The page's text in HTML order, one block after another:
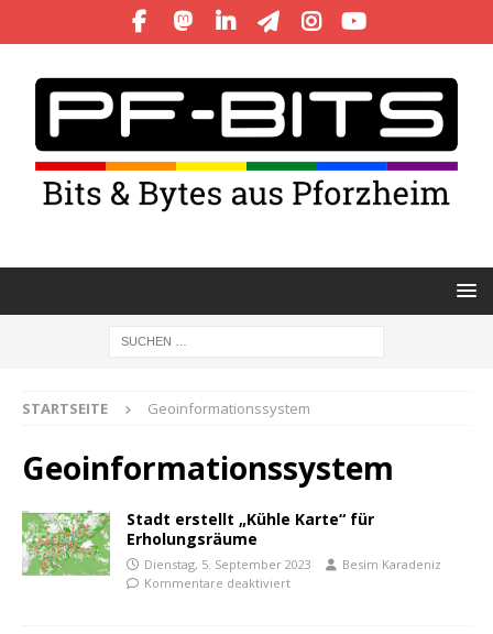
STARTSEITE Geoinformationssystem
Geoinformationssystem
Stadt erstellt „Kühle Karte“ für
Erholungsräume
Dienstag, 5. September 2023
Besim Karadeniz
Kommentare deaktiviert